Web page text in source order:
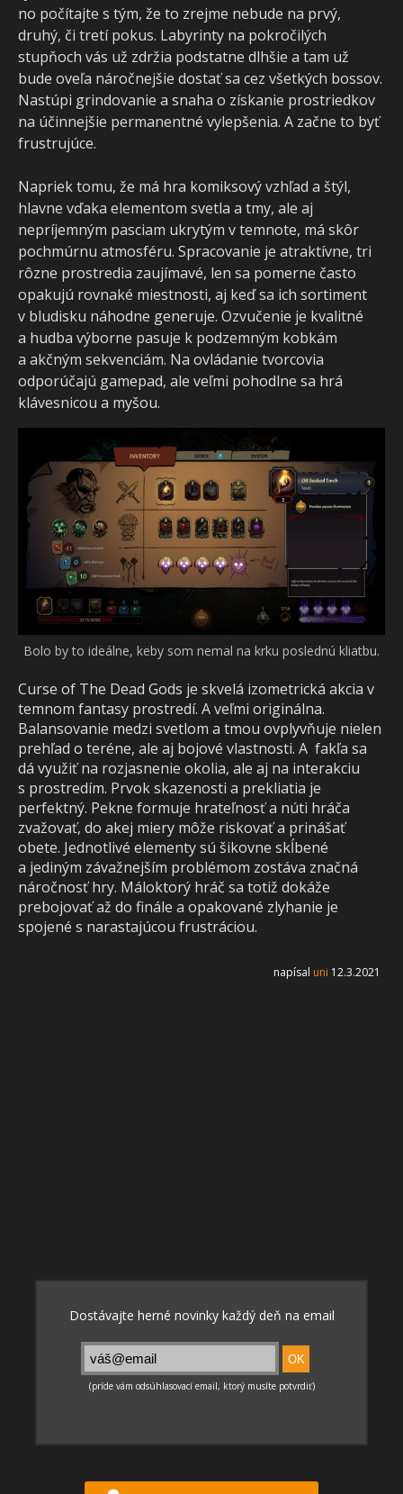
no počítajte s tým, že to zrejme nebude na prvý,
druhý, či tretí pokus. Labyrinty na pokročilých
stupňoch vás už zdržia podstatne dlhšie a tam už
bude oveľa náročnejšie dostať sa cez všetkých bossov.
Nastúpi grindovanie a snaha o získanie prostriedkov
na účinnejšie permanentné vylepšenia. A začne to byť
frustrujúce.
Napriek tomu, že má hra komiksový vzhľad a štýl,
hlavne vďaka elementom svetla a tmy, ale aj
nepríjemným pasciam ukrytým v temnote, má skôr
pochmúrnu atmosféru. Spracovanie je atraktívne, tri
rôzne prostredia zaujímavé, len sa pomerne často
opakujú rovnaké miestnosti, aj keď sa ich sortiment
v bludisku náhodne generuje. Ozvučenie je kvalitné
a hudba výborne pasuje k podzemným kobkám
a akčným sekvenciám. Na ovládanie tvorcovia
odporúčajú gamepad, ale veľmi pohodlne sa hrá
klávesnicou a myšou.
Bolo by to ideálne, keby som nemal na krku poslednú kliatbu.
Curse of The Dead Gods je skvelá izometrická akcia v
temnom fantasy prostredí. A veľmi originálna.
Balansovanie medzi svetlom a tmou ovplyvňuje nielen
prehľad o teréne, ale aj bojové vlastnosti. A fakľa sa
dá využiť na rozjasnenie okolia, ale aj na interakciu
s prostredím. Prvok skazenosti a prekliatia je
perfektný. Pekne formuje hrateľnosť a núti hráča
zvažovať, do akej miery môže riskovať a prinášať
obete. Jednotlivé elementy sú šikovne skĺbené
a jediným závažnejším problémom zostáva značná
náročnosť hry. Máloktorý hráč sa totiž dokáže
prebojovať až do finále a opakované zlyhanie je
spojené s narastajúcou frustráciou.
napísal uni 12.3.2021